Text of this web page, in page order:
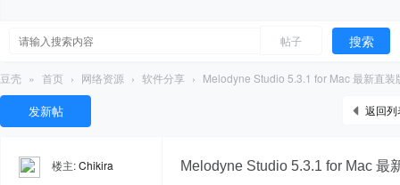
帖子 搜索
豆壳 » 首页 › 网络资源 › 软件分享 › Melodyne Studio 5.3.1 for Mac 最新直装
返回列
发新帖
楼主:Chikira Melodyne Studio 5.3.1 for Mac 最